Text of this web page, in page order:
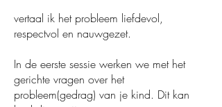
vertaal ik het probleem liefdevol,
respectvol en nauwgezet.
In de eerste sessie werken we met het
gerichte vragen over het
probleem(gedrag) van je kind. Dit kan